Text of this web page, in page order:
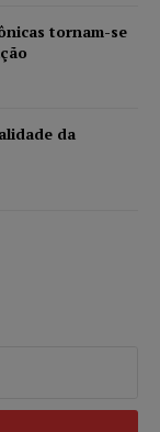
tornam-se
da